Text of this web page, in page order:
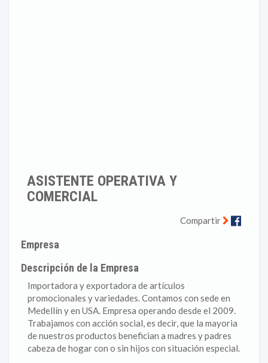
ASISTENTE OPERATIVA Y
COMERCIAL
Compartir
Empresa
Descripción de la Empresa
Importadora y exportadora de artículos
promocionales y variedades. Contamos con sede en
Medellín y en USA. Empresa operando desde el 2009.
Trabajamos con acción social, es decir, que la mayoria
de nuestros productos benefician a madres y padres
cabeza de hogar con o sin hijos con situación especial.